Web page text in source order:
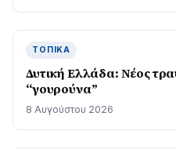
ΤΟΠΙΚΆ
Δυτική Ελλάδα: Νέος
“γουρούνα”
8 Αυγούστου 2026